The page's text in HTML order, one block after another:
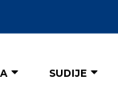
SUDIJE